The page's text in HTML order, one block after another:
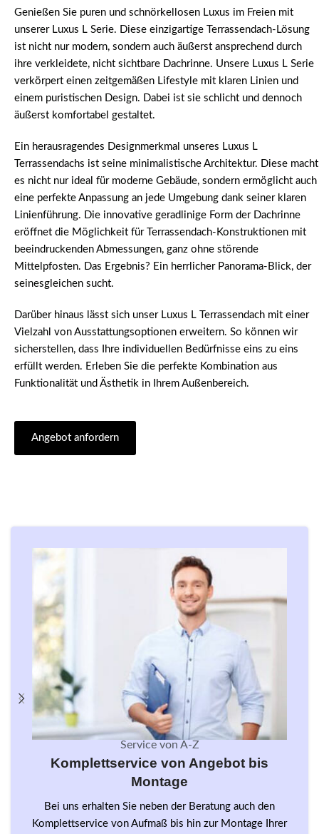
Genießen Sie puren und schnörkellosen Luxus im Freien mit
unserer Luxus L Serie. Diese einzigartige Terrassendach-Lösung
ist nicht nur modern, sondern auch äußerst ansprechend durch
ihre verkleidete, nicht sichtbare Dachrinne. Unsere Luxus L Serie
verkörpert einen zeitgemäßen Lifestyle mit klaren Linien und
einem puristischen Design. Dabei ist sie schlicht und dennoch
äußerst komfortabel gestaltet.
Ein herausragendes Designmerkmal unseres Luxus L
Terrassendachs ist seine minimalistische Architektur. Diese macht
es nicht nur ideal für moderne Gebäude, sondern ermöglicht auch
eine perfekte Anpassung an jede Umgebung dank seiner klaren
Linienführung. Die innovative geradlinige Form der Dachrinne
eröffnet die Möglichkeit für Terrassendach-Konstruktionen mit
beeindruckenden Abmessungen, ganz ohne störende
Mittelpfosten. Das Ergebnis? Ein herrlicher Panorama-Blick, der
seinesgleichen sucht.
Darüber hinaus lässt sich unser Luxus L Terrassendach mit einer
Vielzahl von Ausstattungsoptionen erweitern. So können wir
sicherstellen, dass Ihre individuellen Bedürfnisse eins zu eins
erfüllt werden. Erleben Sie die perfekte Kombination aus
Funktionalität und Ästhetik in Ihrem Außenbereich.
Angebot anfordern
Service von A-Z
Komplettservice von Angebot bis
Montage
Bei uns erhalten Sie neben der Beratung auch den
Komplettservice von Aufmaß bis hin zur Montage Ihrer